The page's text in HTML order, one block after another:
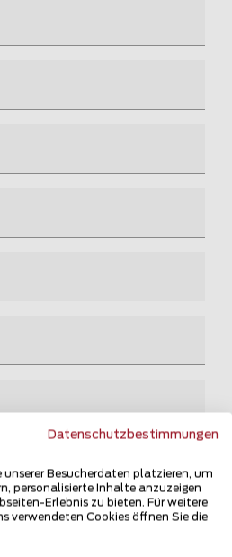
aufmerksam geworden?
Datenschutzbestimmungen
unserer Besucherdaten platzieren, um
personalisierte Inhalte anzuzeigen
Erlebnis zu bieten. Für weitere
verwendeten Cookies öffnen Sie die